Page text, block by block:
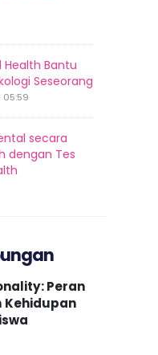
Health Bantu
Seseorang
05:59
secara
dengan Tes
Peran
Kehidupan